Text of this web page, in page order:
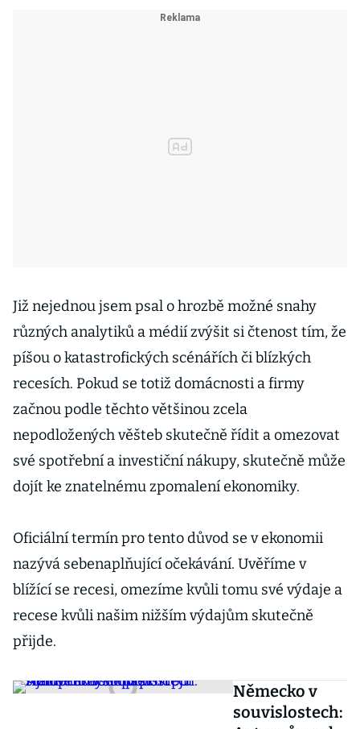
Již nejednou jsem psal o hrozbě možné snahy
různých analytiků a médií zvýšit si čtenost tím, že
píšou o katastrofických scénářích či blízkých
recesích. Pokud se totiž domácnosti a firmy
začnou podle těchto většinou zcela
nepodložených věšteb skutečně řídit a omezovat
své spotřební a investiční nákupy, skutečně může
dojít ke znatelnému zpomalení ekonomiky.
Oficiální termín pro tento důvod se v ekonomii
nazývá sebenaplňující očekávání. Uvěříme v
blížící se recesi, omezíme kvůli tomu své výdaje a
recese kvůli našim nižším výdajům skutečně
přijde.
Německo v
souvislostech: